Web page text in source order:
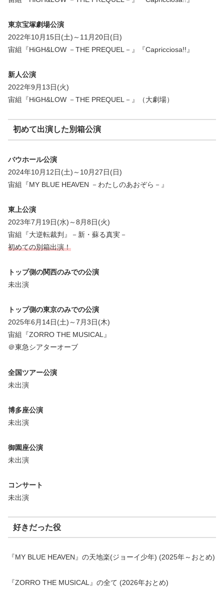
東京宝塚劇場公演
2022年10月15日(土)～11月20日(日)
宙組『HiGH&LOW －THE PREQUEL－』『Capricciosa!!』
新人公演
2022年9月13日(火)
宙組『HiGH&LOW －THE PREQUEL－』（大劇場）
初めて出演した別箱公演
バウホール公演
2024年10月12日(土)～10月27日(日)
宙組『MY BLUE HEAVEN －わたしのあおぞら－』
東上公演
2023年7月19日(水)～8月8日(火)
宙組『大逆転裁判』－新・蘇る真実－
初めての別箱出演！
トップ側の関西のみでの公演
未出演
トップ側の東京のみでの公演
2025年6月14日(土)～7月3日(木)
宙組『ZORRO THE MUSICAL』
＠東急シアターオーブ
全国ツアー公演
未出演
博多座公演
未出演
御園座公演
未出演
コンサート
未出演
好きだった役
『MY BLUE HEAVEN』の天地楽(ジョーイ少年) (2025年～おとめ)
『ZORRO THE MUSICAL』の全て (2026年おとめ)